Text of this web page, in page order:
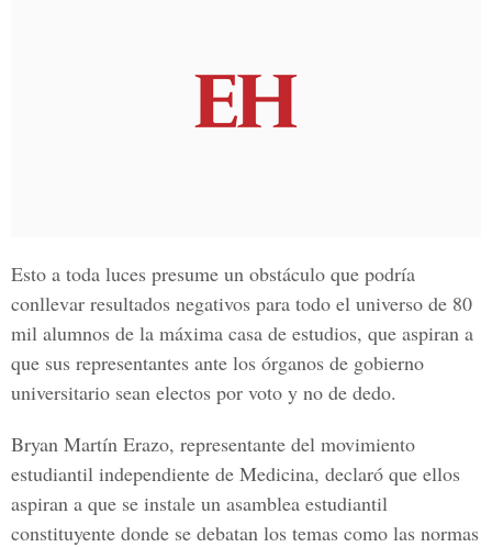
Esto a toda luces presume un obstáculo que podría
conllevar resultados negativos para todo el universo de 80
mil alumnos de la máxima casa de estudios, que aspiran a
que sus representantes ante los órganos de gobierno
universitario sean electos por voto y no de dedo.
Bryan Martín Erazo, representante del movimiento
estudiantil independiente de Medicina, declaró que ellos
aspiran a que se instale un asamblea estudiantil
constituyente donde se debatan los temas como las normas